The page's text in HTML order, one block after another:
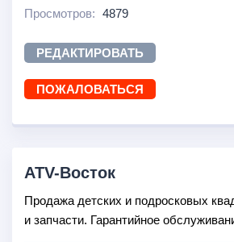
Просмотров: 4879
РЕДАКТИРОВАТЬ
ПОЖАЛОВАТЬСЯ
ATV-Восток
Продажа детских и подросковых
и запчасти. Гарантийное